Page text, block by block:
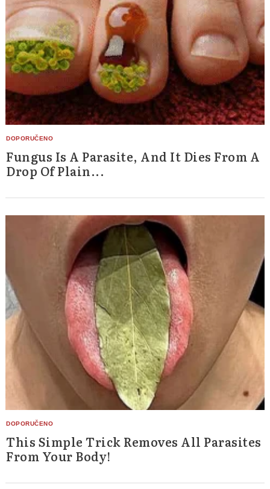
Fungus Is A Parasite, And It Dies From A
Drop Of Plain...
This Simple Trick Removes All Parasites
From Your Body!